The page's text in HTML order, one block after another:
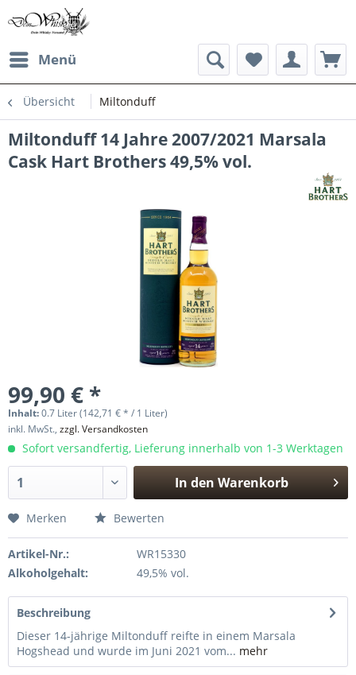
Menü
Übersicht Miltonduff
Miltonduff 14 Jahre 2007/2021 Marsala
Cask Hart Brothers 49,5% vol.
99,90 € *
Inhalt:0.7 Liter (142,71 € * / 1 Liter)
inkl. MwSt., zzgl. Versandkosten
Sofort versandfertig, Lieferung innerhalb von 1-3 Werktagen
In den Warenkorb
Merken Bewerten
Artikel-Nr.:
WR15330
Alkoholgehalt:
49,5% vol.
Beschreibung
Dieser 14-jährige Miltonduff reifte in einem Marsala
Hogshead und wurde im Juni 2021 vom... mehr